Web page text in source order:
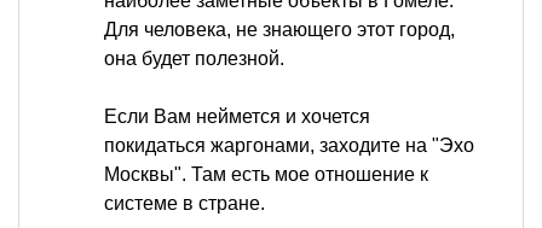
Для человека, не знающего этот город,
она будет полезной.
Если Вам неймется и хочется
покидаться жаргонами, заходите на "Эхо
Москвы". Там есть мое отношение к
системе в стране.